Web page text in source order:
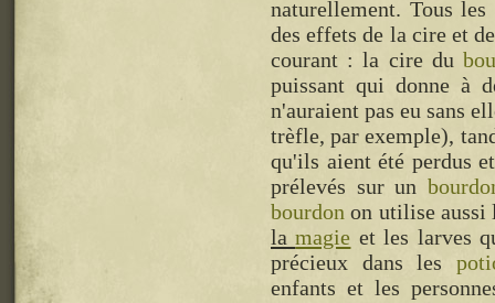
naturellement. Tous les
des effets de la cire et
courant : la cire du
puissant qui donne à
n'auraient pas eu sans
trèfle, par exemple),
qu'ils aient été perdus
prélevés sur un
bourdon on utilise
lamagie et les larves
précieux dans les
enfants et les